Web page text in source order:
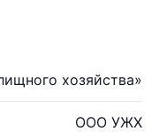
хозяйства»
ООО УЖХ